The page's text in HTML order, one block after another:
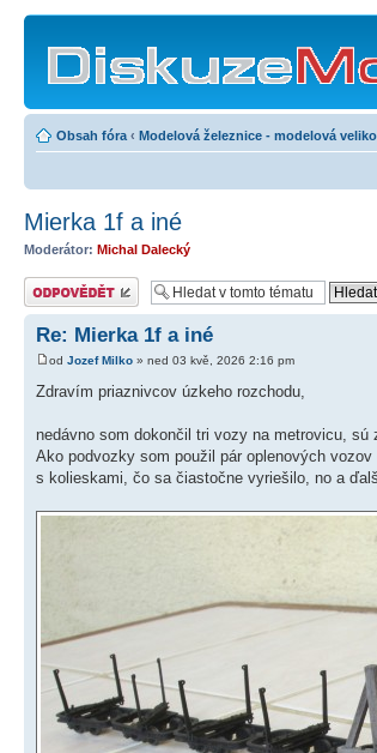
Obsah fóra ‹ Modelová železnice - modelová
Mierka 1f a iné
Moderátor: Michal Dalecký
Odeslat odpověď
Re: Mierka 1f a iné
od Jozef Milko » ned 03 kvě, 2026 2:16 pm
Zdravím priaznivcov úzkeho rozchodu,
nedávno som dokončil tri vozy na metrovicu,
Ako podvozky som použil pár oplenových
s kolieskami, čo sa čiastočne vyriešilo, no a